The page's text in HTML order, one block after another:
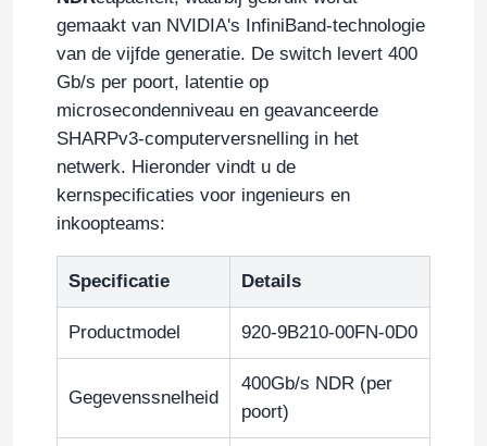
gemaakt van NVIDIA's InfiniBand-technologie
van de vijfde generatie. De switch levert 400
Gb/s per poort, latentie op
microsecondenniveau en geavanceerde
SHARPv3-computerversnelling in het
netwerk. Hieronder vindt u de
kernspecificaties voor ingenieurs en
inkoopteams:
Specificatie Details
Productmodel 920-9B210-00FN-0D0
Gegevenssnelheid
400Gb/s NDR (per
poort)